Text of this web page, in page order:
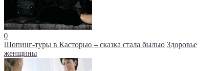
0
Шопинг-туры в Касторью – сказка стала былью Здоровье
женщины